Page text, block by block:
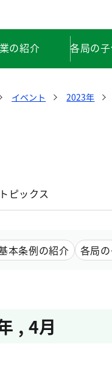
の紹介 各局の
イベント 2023年
トピックス
本条例の紹介 各局
,4月